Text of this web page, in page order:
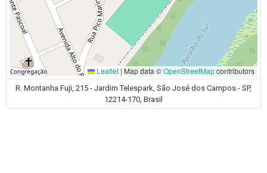
Leaflet | Map data ©OpenStreetMapcontributors
R. Montanha Fuji, 215 - Jardim Telespark, São José dos Campos - SP,
12214-170, Brasil